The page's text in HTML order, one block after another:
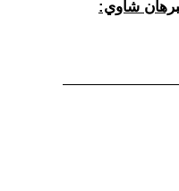
شاوي: